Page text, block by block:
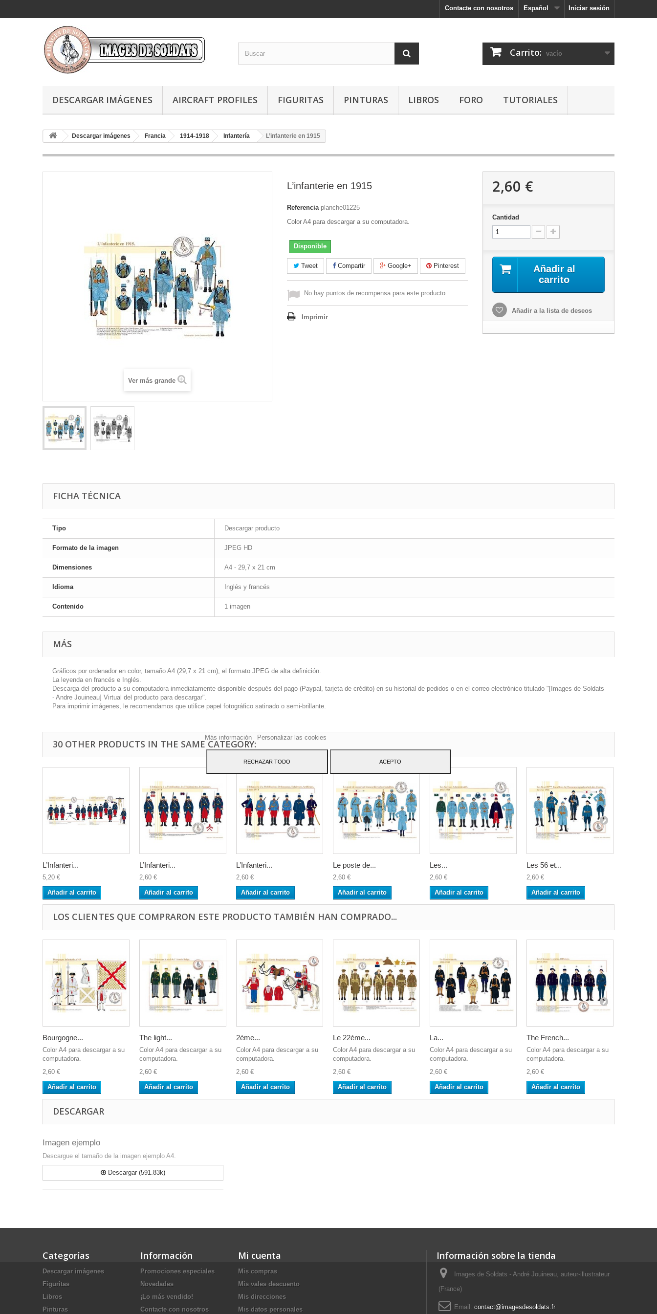
Iniciar sesión
Español
Contacte con nosotros
Carrito: vacío
DESCARGAR IMÁGENES AIRCRAFT PROFILES FIGURITAS PINTURAS LIBROS FORO TUTORIALES
Descargar imágenes Francia 1914-1918 Infantería L’infanterie en 1915
Ver más grande
L’infanterie en 1915
Referencia planche01225
Color A4 para descargar a su computadora.
Disponible
Tweet Compartir Google+ Pinterest
No hay puntos de recompensa para este producto.
Imprimir
2,60 €
Cantidad
Añadir al
carrito
Añadir a la lista de deseos
FICHA TÉCNICA
Tipo Descargar producto
Formato de la imagen JPEG HD
Dimensiones A4 - 29,7 x 21 cm
Idioma Inglés y francés
Contenido 1 imagen
MÁS
Gráficos por ordenador en color, tamaño A4 (29,7 x 21 cm), el formato JPEG de alta definición.
La leyenda en francés e Inglés.
Descarga del producto a su computadora inmediatamente disponible después del pago (Paypal, tarjeta de crédito) en su historial de pedidos o en el correo electrónico titulado "[Images de Soldats
- Andre Jouineau] Virtual del producto para descargar".
Para imprimir imágenes, le recomendamos que utilice papel fotográfico satinado o semi-brillante.
30 OTHER PRODUCTS IN THE SAME CATEGORY:
L’Infanteri...
5,20 €
Añadir al carrito
L’Infanteri...
2,60 €
Añadir al carrito
L’Infanteri...
2,60 €
Añadir al carrito
Le poste de...
2,60 €
Añadir al carrito
Les...
2,60 €
Añadir al carrito
Les 56 et...
2,60 €
Añadir al carrito
LOS CLIENTES QUE COMPRARON ESTE PRODUCTO TAMBIÉN HAN COMPRADO...
Bourgogne...
Color A4 para descargar a su
computadora.
2,60 €
Añadir al carrito
The light...
Color A4 para descargar a su
computadora.
2,60 €
Añadir al carrito
2ème...
Color A4 para descargar a su
computadora.
2,60 €
Añadir al carrito
Le 22ème...
Color A4 para descargar a su
computadora.
2,60 €
Añadir al carrito
La...
Color A4 para descargar a su
computadora.
2,60 €
Añadir al carrito
The French...
Color A4 para descargar a su
computadora.
2,60 €
Añadir al carrito
DESCARGAR
Imagen ejemplo
Descargue el tamaño de la imagen ejemplo A4.
Descargar (591.83k)
Categorías
Descargar imágenes
Figuritas
Libros
Pinturas
Información
Promociones especiales
Novedades
¡Lo más vendido!
Contacte con nosotros
Mi cuenta
Mis compras
Mis vales descuento
Mis direcciones
Mis datos personales
Información sobre la tienda
Images de Soldats - André Jouineau, auteur-illustrateur
(France)
Email: contact@imagesdesoldats.fr
Este sitio web utiliza cookies propias y de terceros para mejorar nuestros servicios y
mostrarle publicidad relacionada con sus preferencias mediante el análisis de sus
Más información
Personalizar las cookies
RECHAZAR TODO ACEPTO